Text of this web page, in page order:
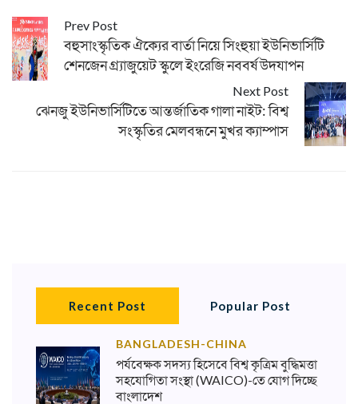
Prev Post
বহুসাংস্কৃতিক ঐক্যের বার্তা নিয়ে সিংহুয়া ইউনিভার্সিটি
শেনজেন গ্র্যাজুয়েট স্কুলে ইংরেজি নববর্ষ উদযাপন
Next Post
ঝেনজু ইউনিভার্সিটিতে আন্তর্জাতিক গালা নাইট: বিশ্ব
সংস্কৃতির মেলবন্ধনে মুখর ক্যাম্পাস
Recent Post Popular Post
BANGLADESH-CHINA
পর্যবেক্ষক সদস্য হিসেবে বিশ্ব কৃত্রিম বুদ্ধিমত্তা
সহযোগিতা সংস্থা (WAICO)-তে যোগ দিচ্ছে
বাংলাদেশ